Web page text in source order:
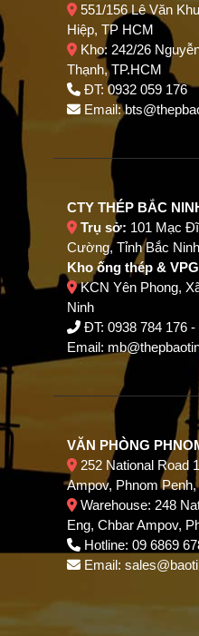
551/156 Lê Văn
Hiệp, TP HCM
Kho: 242/26
Thạnh, TP.HCM
ĐT: 0932 059 176
Email:
CTY THÉP BẮC
Trụ sở: 101 Mạc
Cường, Tỉnh Bắc Ninh
Kho ống thép &
KCN Yên Phong,
Ninh
ĐT: 0938 784 176 -
Email:
VĂN PHÒNG
252 National Road
Ampov, Phnom
Warehouse: 248
Eng, Chbar Ampov,
Hotline: 09 6869
Email: